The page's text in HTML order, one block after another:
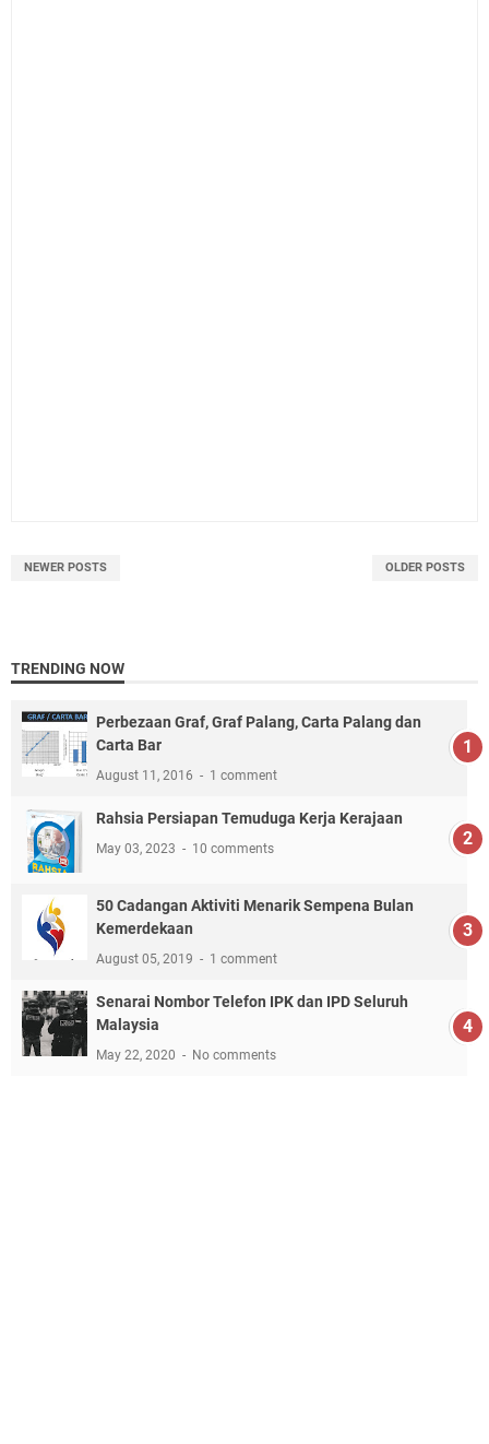
NEWER POSTS OLDER POSTS
TRENDING NOW
Perbezaan Graf, Graf Palang, Carta Palang dan
Carta Bar
August 11, 2016 1 comment
Rahsia Persiapan Temuduga Kerja Kerajaan
May 03, 2023 10 comments
50 Cadangan Aktiviti Menarik Sempena Bulan
Kemerdekaan
August 05, 2019 1 comment
Senarai Nombor Telefon IPK dan IPD Seluruh
Malaysia
May 22, 2020 No comments